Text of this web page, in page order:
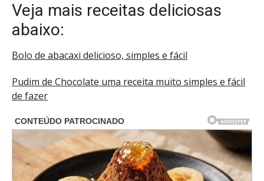
Veja mais receitas deliciosas
abaixo:
Bolo de abacaxi delicioso, simples e fácil
Pudim de Chocolate uma receita muito simples e fácil
de fazer